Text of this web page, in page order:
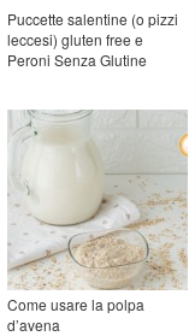
Puccette salentine (o pizzi
leccesi) gluten free e
Peroni Senza Glutine
Come usare la polpa
d’avena